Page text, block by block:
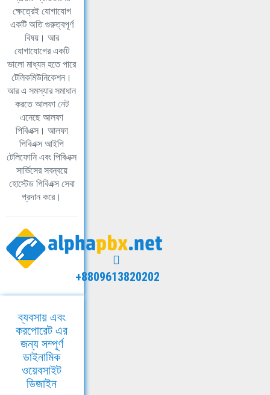
ক্ষেত্রেই যোগাযোগ
একটি অতি গুরুত্বপূর্ণ
বিষয়। আর
যোগাযোগের একটি
ভালো মাধ্যম হতে পারে
টেলিকমিউনিকেশন।
আর এ সমস্যার সমাধান
করতে আলফা নেট
এনেছে আলফা
পিবিএক্স। আলফা
পিবিএক্স আইপি
টেলিফোনি এবং পিবিএক্স
সার্ভিসের সবন্বয়ে
হোস্টেড পিবিএক্স সেবা
প্রদান করে।
+8809613820202
ব্যবসায় এবং
করপোরেট এর
জন্য সম্পূর্ণ
ডাইনামিক
ওয়েবসাইট
ডিজাইন